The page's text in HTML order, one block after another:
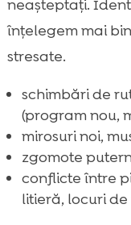
neașteptați.
înțelegem mai
stresate.
schimbări de
(program nou,
mirosuri noi,
zgomote
conflicte între
litieră, locuri